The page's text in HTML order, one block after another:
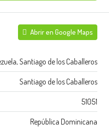
Abrir en Google Maps
Santiago de los Caballeros
Santiago de los Caballeros
51051
República Dominicana